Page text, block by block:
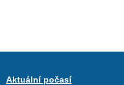
Aktuální počasí